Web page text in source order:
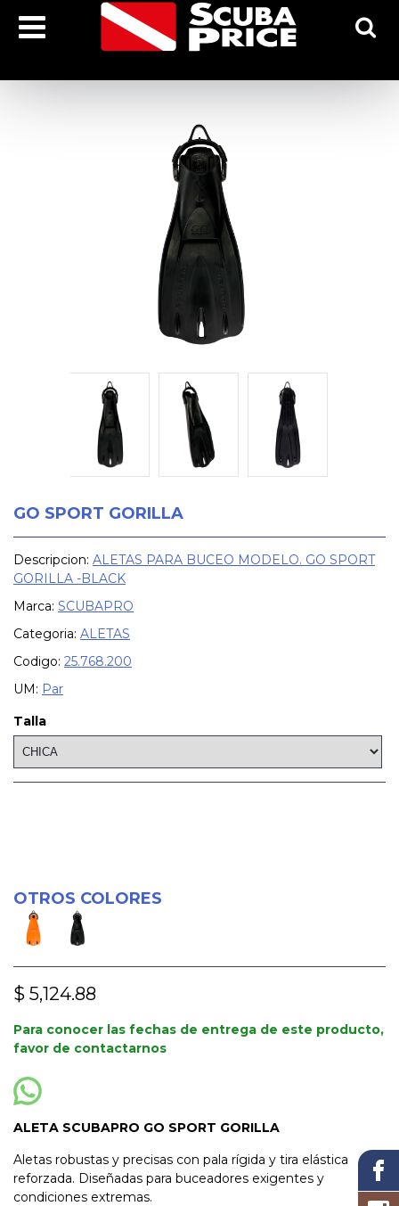
GO SPORT GORILLA
Descripcion: ALETAS PARA BUCEO MODELO. GO SPORT
GORILLA -BLACK
Marca: SCUBAPRO
Categoria: ALETAS
Codigo: 25.768.200
UM: Par
Talla
OTROS COLORES
$ 5,124.88
Para conocer las fechas de entrega de este producto,
favor de contactarnos
ALETA SCUBAPRO GO SPORT GORILLA
Aletas robustas y precisas con pala rígida y tira elástica
reforzada. Diseñadas para buceadores exigentes y
condiciones extremas.